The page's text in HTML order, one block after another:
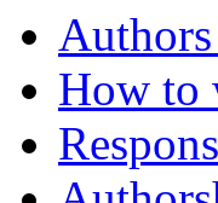
How to